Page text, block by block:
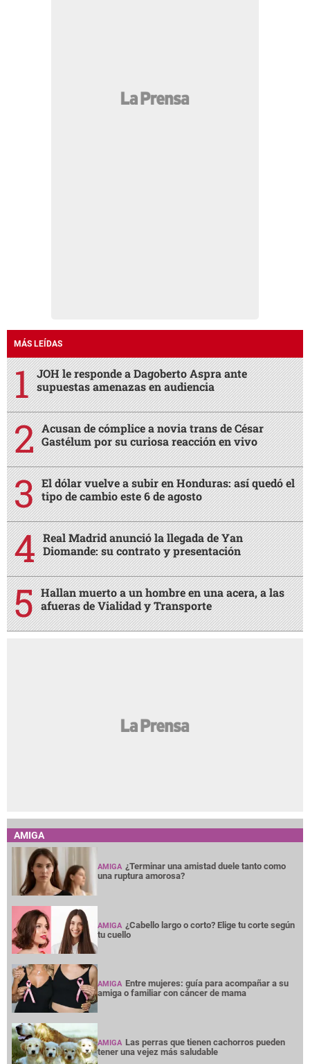
MÁS LEÍDAS
JOH le responde a Dagoberto Aspra ante
supuestas amenazas en audiencia
Acusan de cómplice a novia trans de César
Gastélum por su curiosa reacción en vivo
El dólar vuelve a subir en Honduras: así quedó el
tipo de cambio este 6 de agosto
Real Madrid anunció la llegada de Yan
Diomande: su contrato y presentación
Hallan muerto a un hombre en una acera, a las
afueras de Vialidad y Transporte
AMIGA
AMIGA ¿Terminar una amistad duele tanto como
una ruptura amorosa?
AMIGA ¿Cabello largo o corto? Elige tu corte según
tu cuello
AMIGA Entre mujeres: guía para acompañar a su
amiga o familiar con cáncer de mama
AMIGA Las perras que tienen cachorros pueden
tener una vejez más saludable